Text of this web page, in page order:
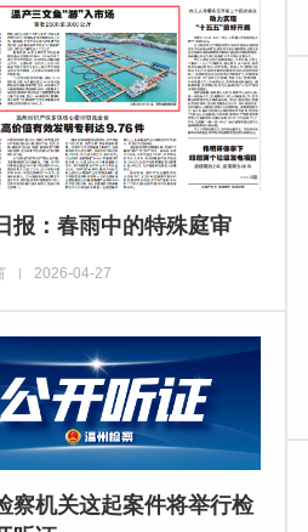
报：春雨中的特殊庭审
2026-04-27
察机关这起案件将举行检